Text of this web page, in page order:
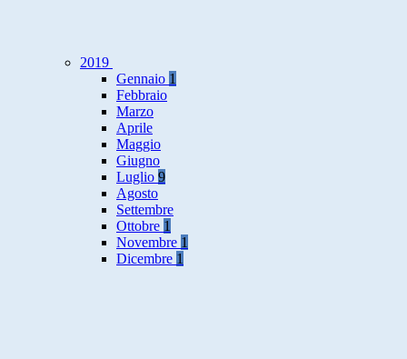
2019
Gennaio 1
Febbraio
Marzo
Aprile
Maggio
Giugno
Luglio 9
Agosto
Settembre
Ottobre 1
Novembre 1
Dicembre 1